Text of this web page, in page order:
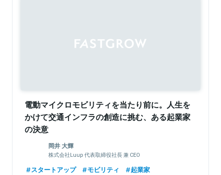
電動マイクロモビリティを当たり前に。人生を
かけて交通インフラの創造に挑む、ある起業家
の決意
岡井 大輝
株式会社Luup 代表取締役社長 兼 CEO
スタートアップ モビリティ
起業家